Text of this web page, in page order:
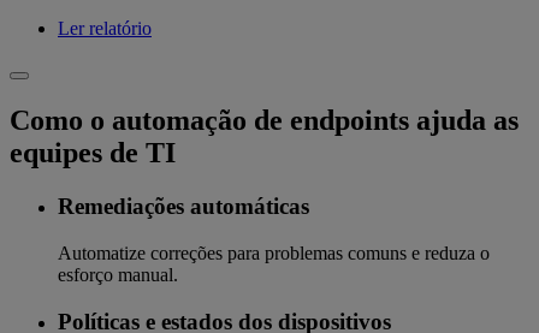
Ler relatório
Como o automação de endpoints ajuda as
equipes de TI
Remediações automáticas
Automatize correções para problemas comuns e reduza o
esforço manual.
Políticas e estados dos dispositivos